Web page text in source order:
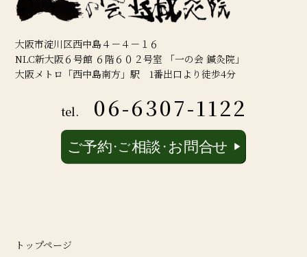
大阪市淀川区西中島４－４－１６
NLC新大阪６号館 ６階６０２号室 「一の会 鍼灸院」
大阪メトロ「西中島南方」駅 1番出口より徒歩4分
tel. 06-6307-1122
トップページ